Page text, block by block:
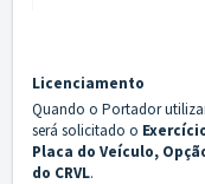
Licenciamento
Quando o Portador
será solicitado o
Placa do Veículo,
do CRVL.